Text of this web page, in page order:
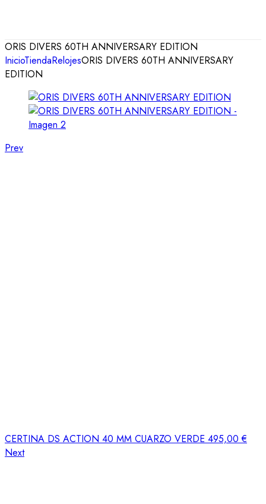
ORIS DIVERS 60TH ANNIVERSARY EDITION
InicioTiendaRelojesORIS DIVERS 60TH ANNIVERSARY
EDITION
Prev
CERTINA DS ACTION 40 MM CUARZO VERDE 495,00€
Next